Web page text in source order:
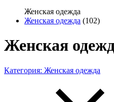
Женская одежда
Женская одежда (102)
Женская
Категория: Женская одежда